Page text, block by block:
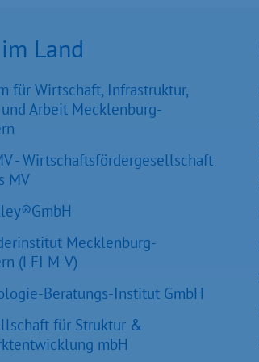
Land
für Wirtschaft, Infrastruktur,
Arbeit Mecklenburg-
- Wirtschaftsfördergesellschaft
MV
Mecklenburg-
(LFI M-V)
Beratungs-Institut GmbH
für Struktur &
mbH